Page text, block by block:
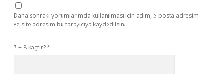
Daha sonraki yorumlarımda kullanılması için adım, e-posta adresim
ve site adresim bu tarayıcıya kaydedilsin.
7 + 8 kaçtır?*